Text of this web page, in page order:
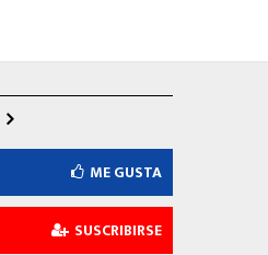
ME GUSTA
SUSCRIBIRSE